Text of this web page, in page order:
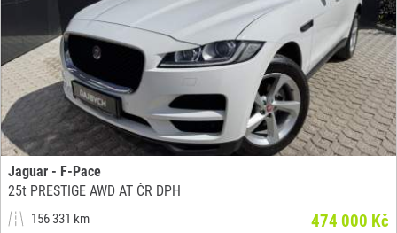
Jaguar - F-Pace
25t PRESTIGE AWD AT ČR DPH
156 331 km
474 000 Kč